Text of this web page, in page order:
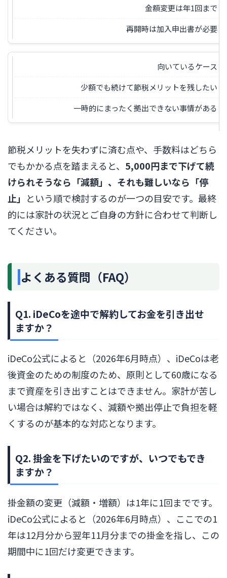
金額変更は年1回まで
再開時は加入申出書が必要
向いているケース
少額でも続けて節税メリットを残したい
一時的にまったく拠出できない事情がある
節税メリットを失わずに済む点や、手数料はどちら
でもかかる点を踏まえると、 5,000円まで下げて続
けられそうなら「減額」、それも難しいなら「停
止」 という順で検討するのが一つの目安です。最終
的には家計の状況とご自身の方針に合わせて判断し
てください。
よくある質問（FAQ）
Q1. iDeCoを途中で解約してお金を引き出せ
ますか？
iDeCo公式によると（2026年6月時点）、iDeCoは老
後資金のための制度のため、原則として60歳になる
まで資産を引き出すことはできません。家計が苦し
い場合は解約ではなく、減額や拠出停止で負担を軽
くするのが基本的な対応となります。
Q2. 掛金を下げたいのですが、いつでもでき
ますか？
掛金額の変更（減額・増額）は1年に1回までです。
iDeCo公式によると（2026年6月時点）、ここでの1
年は12月分から翌年11月分までの掛金を指し、この
期間中に1回だけ変更できます。